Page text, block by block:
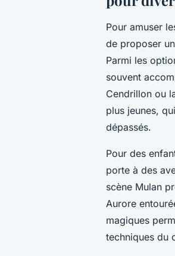
Pour amuser
de proposer
Parmi les
souvent
Cendrillon ou
plus jeunes,
dépassés.
Pour des
porte à des
scène Mulan
Aurore
magiques
techniques du